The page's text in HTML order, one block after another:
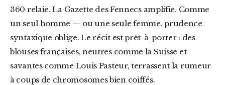
360 relaie. La Gazette des Fennecs amplifie. Comme
un seul homme — ou une seule femme, prudence
syntaxique oblige. Le récit est prêt-à-porter : des
blouses françaises, neutres comme la Suisse et
savantes comme Louis Pasteur, terrassent la rumeur
à coups de chromosomes bien coiffés.